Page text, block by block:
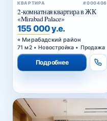
КВАРТИРА #000406
2-комнатная квартира в ЖК
«Mirabad Palace»
155 000 у.е.
Мирабадский район
71 м2 • Новостройка • Продажа
Подробнее